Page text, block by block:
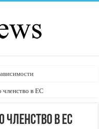
в ЕС
в ЕС